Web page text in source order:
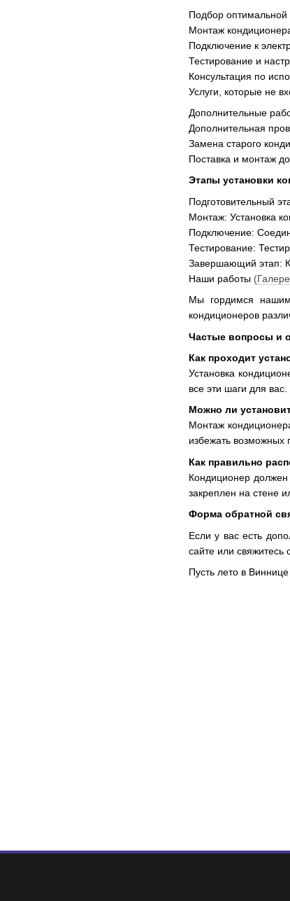
Подбор
Монтаж
Подключение к
Тестирование и
Консультация по
Услуги, которые не
Дополнительные
Дополнительная
Замена старого
Поставка и монтаж
Этапы установки
Подготовительный
Монтаж: Установка
Подключение:
Тестирование:
Завершающий этап:
Наши работы
Мы гордимся
кондиционеров
Частые вопросы и
Как проходит
Установка
все эти шаги для вас.
Можно ли
Монтаж
избежать возможных
Как правильно
Кондиционер
закреплен на стене
Форма обратной
Если у вас есть
сайте или
Пусть лето в